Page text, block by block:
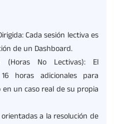
Cada sesión lectiva es
de un Dashboard.
(Horas No Lectivas): El
horas adicionales para
un caso real de su propia
a la resolución de